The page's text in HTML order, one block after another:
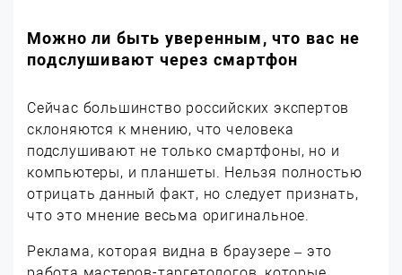
Можно ли быть уверенным, что вас не
подслушивают через смартфон
Сейчас большинство российских экспертов
склоняются к мнению, что человека
подслушивают не только смартфоны, но и
компьютеры, и планшеты. Нельзя полностью
отрицать данный факт, но следует признать,
что это мнение весьма оригинальное.
Реклама, которая видна в браузере – это